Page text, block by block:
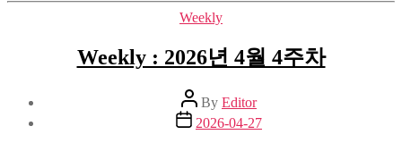
Categories
Weekly
Weekly : 2026년 4월 4주차
Post
author
By Editor
Post
date
2026-04-27